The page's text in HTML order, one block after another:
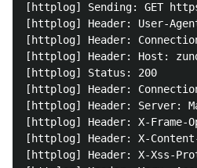
[httplog] Sending: GET
[httplog] Header: User-
[httplog] Header:
[httplog] Header: Host:
[httplog] Status: 200
[httplog] Header:
[httplog] Header: Server:
[httplog] Header: X-Frame-
[httplog] Header: X-
[httplog] Header: X-Xss-